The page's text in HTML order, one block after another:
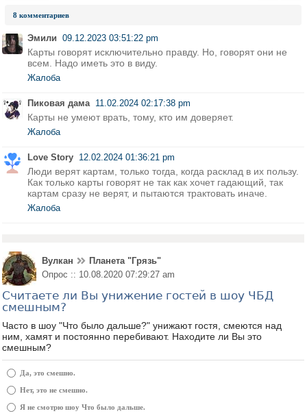
8 комментариев
Эмили 09.12.2023 03:51:22 pm
Карты говорят исключительно правду. Но, говорят они не
всем. Надо иметь это в виду.
Жалоба
Пиковая дама 11.02.2024 02:17:38 pm
Карты не умеют врать, тому, кто им доверяет.
Жалоба
Love Story 12.02.2024 01:36:21 pm
Люди верят картам, только тогда, когда расклад в их пользу.
Как только карты говорят не так как хочет гадающий, так
картам сразу не верят, и пытаются трактовать иначе.
Жалоба
Вулкан
Планета "Грязь"
Опрос :: 10.08.2020 07:29:27 am
Считаете ли Вы унижение гостей в шоу ЧБД
смешным?
Часто в шоу "Что было дальше?" унижают гостя, смеются над
ним, хамят и постоянно перебивают. Находите ли Вы это
смешным?
Да, это смешно.
Нет, это не смешно.
Я не смотрю шоу Что было дальше.